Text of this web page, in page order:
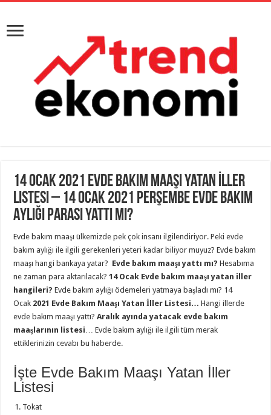
14 Ocak 2021 Evde Bakım Maaşı Yatan İller
Listesi – 14 Ocak 2021 Perşembe Evde Bakım
Aylığı Parası Yattı Mı?
Evde bakım maaşı ülkemizde pek çok insanı ilgilendiriyor. Peki evde
bakım aylığı ile ilgili gerekenleri yeteri kadar biliyor muyuz? Evde bakım
maaşı hangi bankaya yatar? Evde bakım maaşı yattı mı? Hesabıma
ne zaman para aktarılacak?14 Ocak Evde bakım maaşı yatan iller
hangileri?Evde bakım aylığı ödemeleri yatmaya başladı mı? 14
Ocak 2021 Evde Bakım Maaşı Yatan İller Listesi… Hangi illerde
evde bakım maaşı yattı?Aralık ayında yatacak evde bakım
maaşlarının listesi… Evde bakım aylığı ile ilgili tüm merak
ettiklerinizin cevabı bu haberde.
İşte Evde Bakım Maaşı Yatan İller
Listesi
Tokat